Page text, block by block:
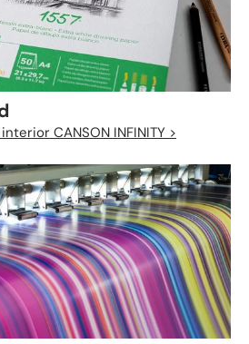
CANSON INFINITY >